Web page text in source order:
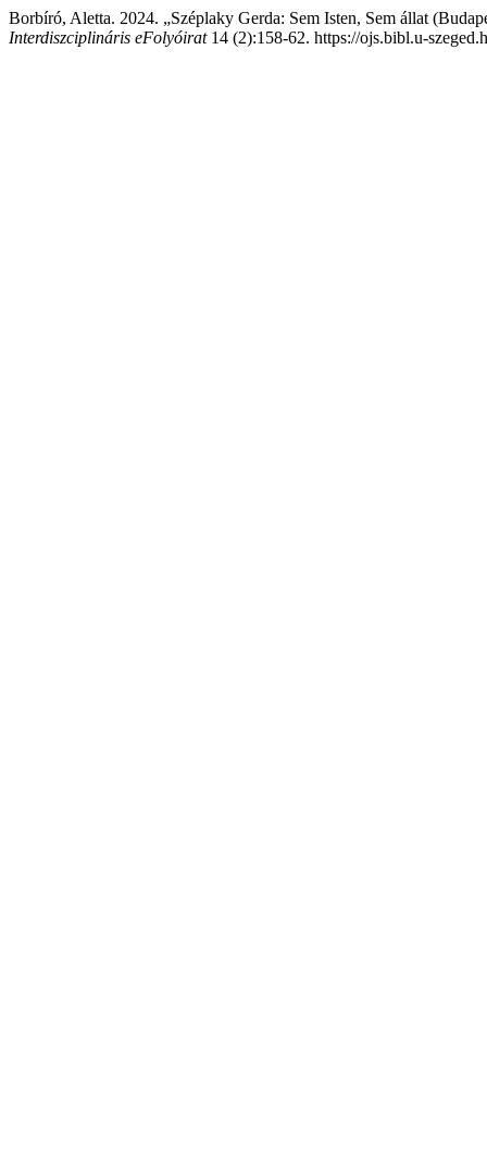
Borbíró, Aletta. 2024. „Széplaky Gerda: Sem Isten, Sem állat
Interdiszciplináris eFolyóirat14 (2):158-62. https://ojs.bibl.u-